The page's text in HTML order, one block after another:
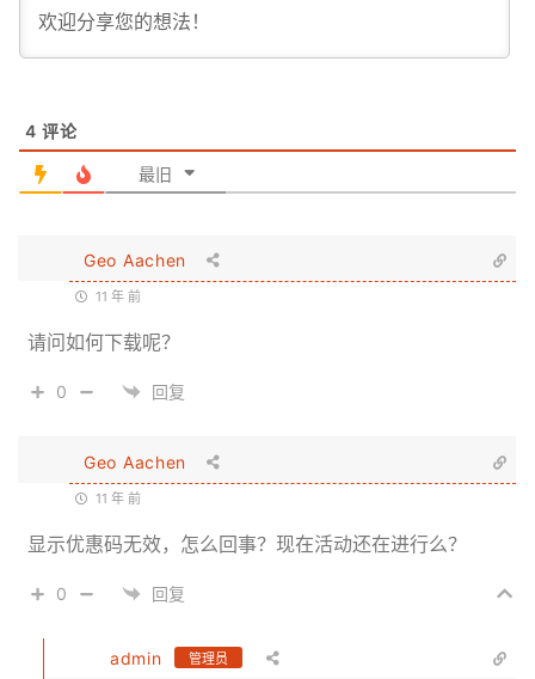
4 评论
最旧
Geo Aachen
11 年 前
请问如何下载呢？
0 回复
Geo Aachen
11 年 前
显示优惠码无效，怎么回事？现在活动还在进行么？
0 回复
admin 管理员